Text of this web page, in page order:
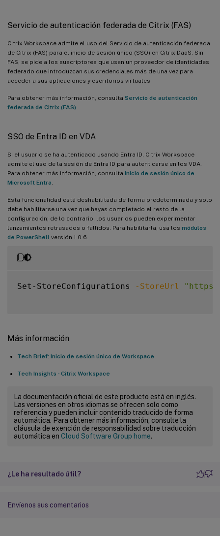
Servicio de autenticación federada de Citrix (FAS)
Citrix Workspace admite el uso del Servicio de autenticación federada
de Citrix (FAS) para el inicio de sesión único (SSO) en Citrix DaaS. Sin
FAS, se pide a los suscriptores que usan un proveedor de identidades
federado que introduzcan sus credenciales más de una vez para
acceder a sus aplicaciones y escritorios virtuales.
Para obtener más información, consulta Servicio de autenticación
federada de Citrix (FAS).
SSO de Entra ID en VDA
Si el usuario se ha autenticado usando Entra ID, Citrix Workspace
admite el uso de la sesión de Entra ID para autenticarse en los VDA.
Para obtener más información, consulta Inicio de sesión único de
Microsoft Entra.
Esta funcionalidad está deshabilitada de forma predeterminada y solo
debe habilitarse una vez que hayas completado el resto de la
configuración; de lo contrario, los usuarios pueden experimentar
lanzamientos retrasados o fallidos. Para habilitarla, usa los módulos
de PowerShell versión 1.0.6.
Set-StoreConfigurations -StoreUrl
Más información
Tech Brief: Inicio de sesión único de Workspace
Tech Insights - Citrix Workspace
La documentación oficial de este producto está en inglés.
Las versiones en otros idiomas se ofrecen solo como
referencia y pueden incluir contenido traducido de forma
automática. Para obtener más información, consulte la
cláusula de exención de responsabilidad sobre traducción
automática en Cloud Software Group home.
¿Le ha resultado útil?
Envíenos sus comentarios